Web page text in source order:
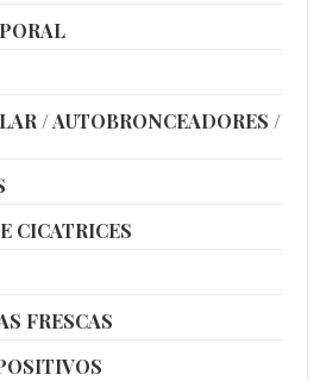
/ AUTOBRONCEADORES /
CICATRICES
FRESCAS